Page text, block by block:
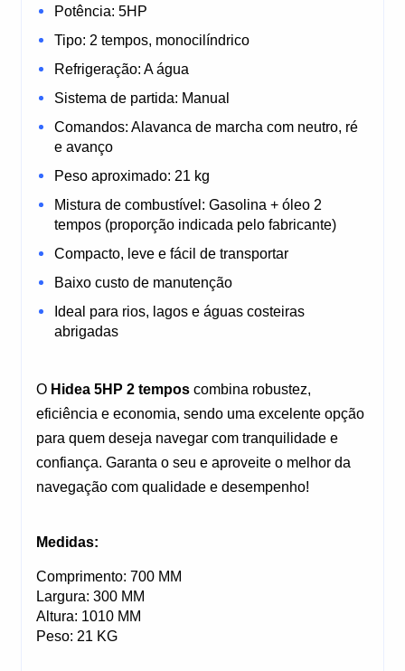
Potência: 5HP
Tipo: 2 tempos, monocilíndrico
Refrigeração: A água
Sistema de partida: Manual
Comandos: Alavanca de marcha com neutro, ré
e avanço
Peso aproximado: 21 kg
Mistura de combustível: Gasolina + óleo 2
tempos (proporção indicada pelo fabricante)
Compacto, leve e fácil de transportar
Baixo custo de manutenção
Ideal para rios, lagos e águas costeiras
abrigadas
O Hidea 5HP 2 tempos combina robustez,
eficiência e economia, sendo uma excelente opção
para quem deseja navegar com tranquilidade e
confiança. Garanta o seu e aproveite o melhor da
navegação com qualidade e desempenho!
Medidas:
Comprimento: 700 MM
Largura: 300 MM
Altura: 1010 MM
Peso: 21 KG